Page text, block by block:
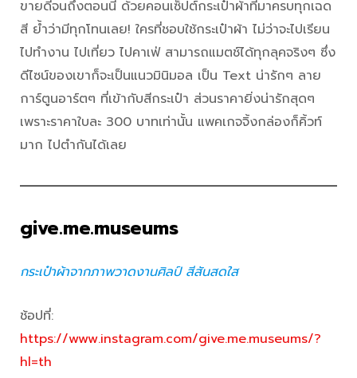
ขายดีจนถึงตอนนี้ ด้วยคอนเซ็ปต์กระเป๋าผ้าที่มาครบทุกเฉด
สี ย้ำว่ามีทุกโทนเลย! ใครที่ชอบใช้กระเป๋าผ้า ไม่ว่าจะไปเรียน
ไปทำงาน ไปเที่ยว ไปคาเฟ่ สามารถแมตช์ได้ทุกลุคจริงๆ ซึ่ง
ดีไซน์ของเขาก็จะเป็นแนวมินิมอล เป็น Text น่ารักๆ ลาย
การ์ตูนอาร์ตๆ ที่เข้ากับสีกระเป๋า ส่วนราคายิ่งน่ารักสุดๆ
เพราะราคาใบละ 300 บาทเท่านั้น แพคเกจจิ้งกล่องก็คิ้วท์
มาก ไปตำกันได้เลย
give.me.museums
กระเป๋าผ้าจากภาพวาดงานศิลป์ สีสันสดใส
ช้อปที่:
https://www.instagram.com/give.me.museums/?
hl=th